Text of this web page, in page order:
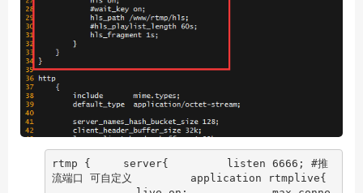
rtmp { server{ listen 6666; #推
流端口 可自定义 application rtmplive{